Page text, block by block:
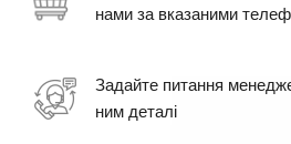
нами за вказаними
Задайте питання
ним деталі